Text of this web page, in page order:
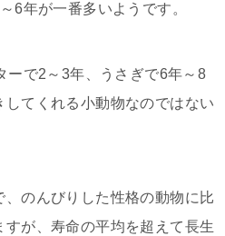
6年が一番多いようです。
ーで2～3年、うさぎで6年～8
てくれる小動物なのではない
のんびりした性格の動物に比
が、寿命の平均を超えて長生